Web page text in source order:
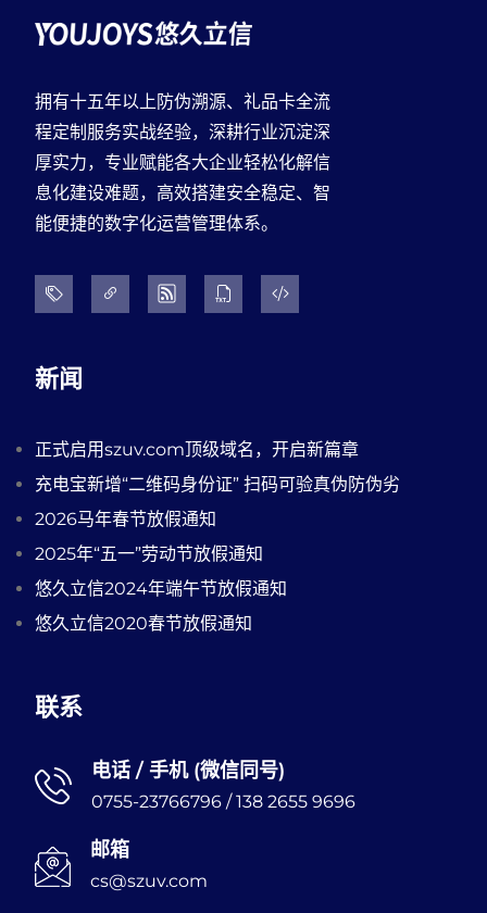
拥有十五年以上防伪溯源、礼品卡全流
程定制服务实战经验，深耕行业沉淀深
厚实力，专业赋能各大企业轻松化解信
息化建设难题，高效搭建安全稳定、智
能便捷的数字化运营管理体系。
新闻
正式启用szuv.com顶级域名，开启新篇章
充电宝新增“二维码身份证” 扫码可验真伪防伪劣
2026马年春节放假通知
2025年“五一”劳动节放假通知
悠久立信2024年端午节放假通知
悠久立信2020春节放假通知
联系
电话 / 手机 (微信同号)
0755-23766796 / 138 2655 9696
邮箱
cs@szuv.com